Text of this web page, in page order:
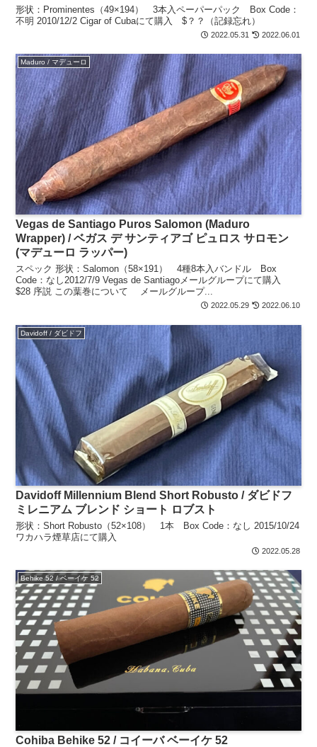
形状：Prominentes（49×194） 3本入ペーパーパック Box Code：
不明 2010/12/2 Cigar of Cubaにて購入 $？？（記録忘れ）
2022.05.31 2022.06.01
Maduro / マデューロ
Vegas de Santiago Puros Salomon (Maduro
Wrapper) / ベガス デ サンティアゴ ピュロス サロモン
(マデューロ ラッパー)
スペック 形状：Salomon（58×191） 4種8本入バンドル Box
Code：なし2012/7/9 Vegas de Santiagoメールグループにて購入
$28 序説 この葉巻について メールグループ...
2022.05.29 2022.06.10
Davidoff / ダビドフ
Davidoff Millennium Blend Short Robusto / ダビドフ
ミレニアム ブレンド ショート ロブスト
形状：Short Robusto（52×108） 1本 Box Code：なし 2015/10/24
ワカハラ煙草店にて購入
2022.05.28
Behike 52 / ベーイケ 52
Cohiba Behike 52 / コイーバ ベーイケ 52